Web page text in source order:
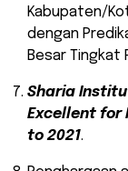
Kabupaten/
dengan
Besar Tingkat
Sharia
Excellent for
to 2021.